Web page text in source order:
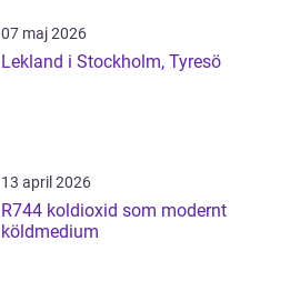
07 maj 2026
Lekland i Stockholm, Tyresö
13 april 2026
R744 koldioxid som modernt
köldmedium